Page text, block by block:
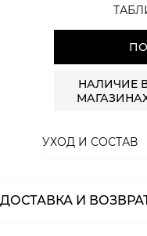
НАЛИЧИЕ
УХОД И СОСТАВ
ДОСТАВКА И